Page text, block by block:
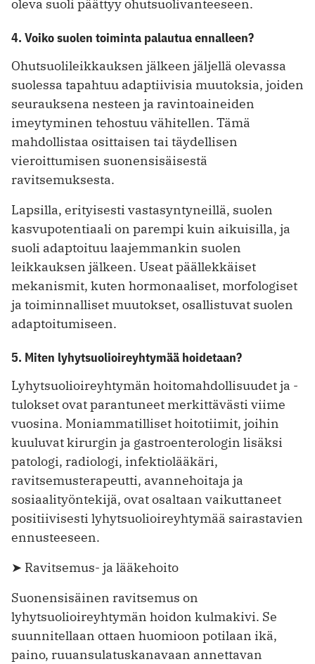
oleva suoli päättyy ohutsuolivanteeseen.
4. Voiko suolen toiminta palautua ennalleen?
Ohutsuolileikkauksen jälkeen jäljellä olevassa
suolessa tapahtuu adaptiivisia muutoksia, joiden
seurauksena nesteen ja ravintoaineiden
imeytyminen tehostuu vähitellen. Tämä
mahdollistaa osittaisen tai täydellisen
vieroittumisen suonensisäisestä
ravitsemuksesta.
Lapsilla, erityisesti vastasyntyneillä, suolen
kasvupotentiaali on parempi kuin aikuisilla, ja
suoli adaptoituu laajemmankin suolen
leikkauksen jälkeen. Useat päällekkäiset
mekanismit, kuten hormonaaliset, morfologiset
ja toiminnalliset muutokset, osallistuvat suolen
adaptoitumiseen.
5. Miten lyhytsuolioireyhtymää hoidetaan?
Lyhytsuolioireyhtymän hoitomahdollisuudet ja -
tulokset ovat parantuneet merkittävästi viime
vuosina. Moniammatilliset hoitotiimit, joihin
kuuluvat kirurgin ja gastroenterologin lisäksi
patologi, radiologi, infektiolääkäri,
ravitsemusterapeutti, avannehoitaja ja
sosiaalityöntekijä, ovat osaltaan vaikuttaneet
positiivisesti lyhytsuolioireyhtymää sairastavien
ennusteeseen.
➤ Ravitsemus- ja lääkehoito
Suonensisäinen ravitsemus on
lyhytsuolioireyhtymän hoidon kulmakivi. Se
suunnitellaan ottaen huomioon potilaan ikä,
paino, ruuansulatuskanavaan annettavan